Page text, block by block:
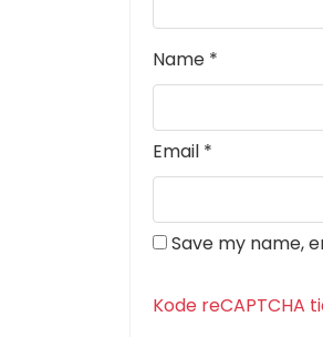
Name *
Email *
Save my name,
Kode reCAPTCHA